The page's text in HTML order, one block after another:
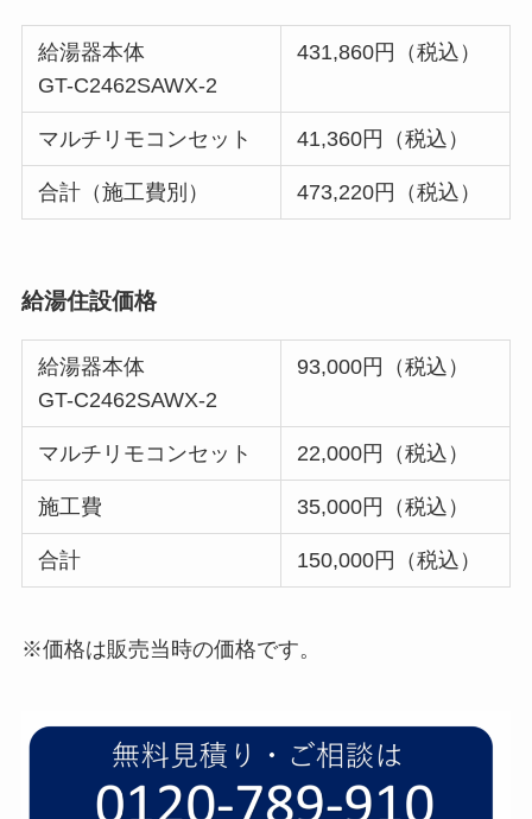
給湯器本体
GT-C2462SAWX-2
431,860円（税込）
マルチリモコンセット 41,360円（税込）
合計（施工費別） 473,220円（税込）
給湯住設価格
給湯器本体
GT-C2462SAWX-2
93,000円（税込）
マルチリモコンセット 22,000円（税込）
施工費 35,000円（税込）
合計 150,000円（税込）
※価格は販売当時の価格です。